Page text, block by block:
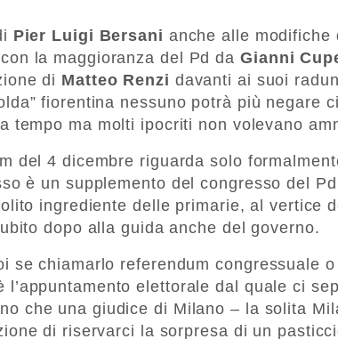
Pier Luigi Bersani anche alle
la maggioranza del Pd da Gianni
di Matteo Renzi davanti ai suoi
fiorentina nessuno potrà più negare
tempo ma molti ipocriti non volevano
del 4 dicembre riguarda solo
è un supplemento del congresso del
ingrediente delle primarie, al vertice
dopo alla guida anche del governo.
se chiamarlo referendum congressuale
l’appuntamento elettorale dal quale ci
che una giudice di Milano – la solita
di riservarci la sorpresa di un